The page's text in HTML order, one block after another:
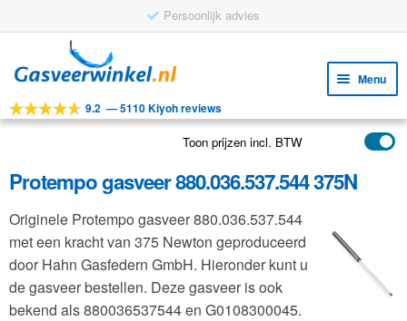
Persoonlijk advies
door
navigatie
naar
inhoud
Menu
Tools
Toepassingen
Klantenservice
FAQ
9.2 —5110 Kiyoh reviews
Toon prijzen incl. BTW
Protempo gasveer 880.036.537.544 375N
Originele Protempo gasveer 880.036.537.544
met een kracht van 375 Newton geproduceerd
door Hahn Gasfedern GmbH. Hieronder kunt u
de gasveer bestellen. Deze gasveer is ook
bekend als 880036537544 en G0108300045.